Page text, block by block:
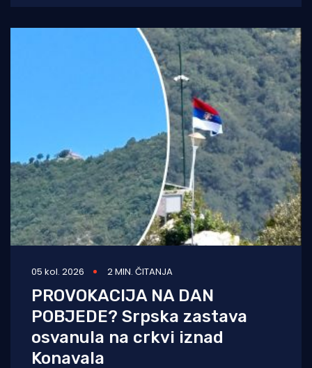
05 kol. 2026 2 MIN. ČITANJA
PROVOKACIJA NA DAN
POBJEDE? Srpska zastava
osvanula na crkvi iznad
Konavala